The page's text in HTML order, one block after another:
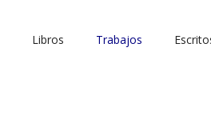
Libros Trabajos